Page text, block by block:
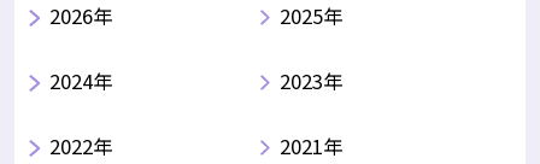
2026年 2025年
2024年 2023年
2022年 2021年